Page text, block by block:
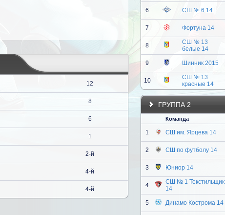
12
8
6
1
2-й
4-й
4-й
6 СШ № 6 14
7 Фортуна 14
8
СШ № 13
белые 14
9 Шинник 2015
10
СШ № 13
красные 14
ГРУППА 2
Команда
1 СШ им. Ярцева 14
2 СШ по футболу 14
3 Юниор 14
4
СШ № 1 Текстильщик
14
5 Динамо Кострома 14